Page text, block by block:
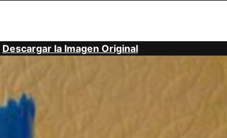
Descargar la Imagen Original